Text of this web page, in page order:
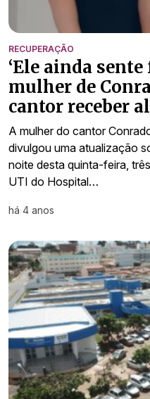
RECUPERAÇÃO
‘Ele ainda sente
mulher de
cantor receber
A mulher do cantor
divulgou uma atualização
noite desta quinta-feira,
UTI do Hospital…
há 4 anos